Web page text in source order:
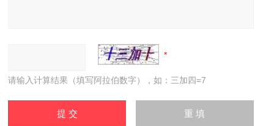
请输入计算结果（填写阿拉伯数字），如：三加四=7